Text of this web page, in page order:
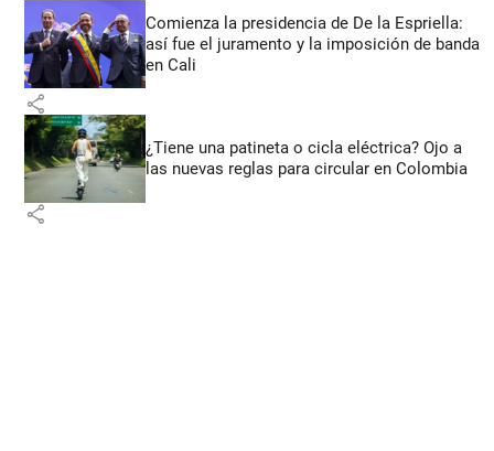
Comienza la presidencia de De la Espriella:
así fue el juramento y la imposición de banda
en Cali
share
¿Tiene una patineta o cicla eléctrica? Ojo a
las nuevas reglas para circular en Colombia
share